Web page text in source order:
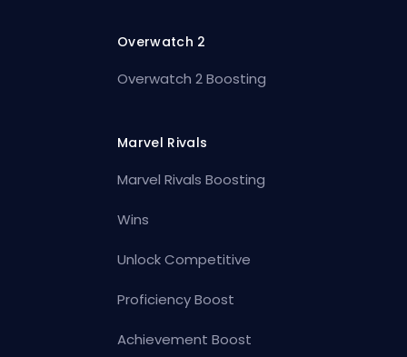
Overwatch 2
Overwatch 2 Boosting
Marvel Rivals
Marvel Rivals Boosting
Wins
Unlock Competitive
Proficiency Boost
Achievement Boost